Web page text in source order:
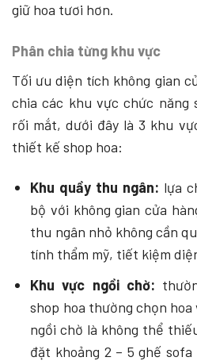
giữ hoa tươi hơn.
Phân chia từng khu vực
Tối ưu diện tích không gian
chia các khu vực chức năng
rối mắt, dưới đây là 3 khu
thiết kế shop hoa:
Khu quầy thu ngân: lựa
bộ với không gian cửa
thu ngân nhỏ không cần
tính thẩm mỹ, tiết kiệm
Khu vực ngồi chờ:
shop hoa thường chọn
ngồi chờ là không thể
đặt khoảng 2 – 5 ghế